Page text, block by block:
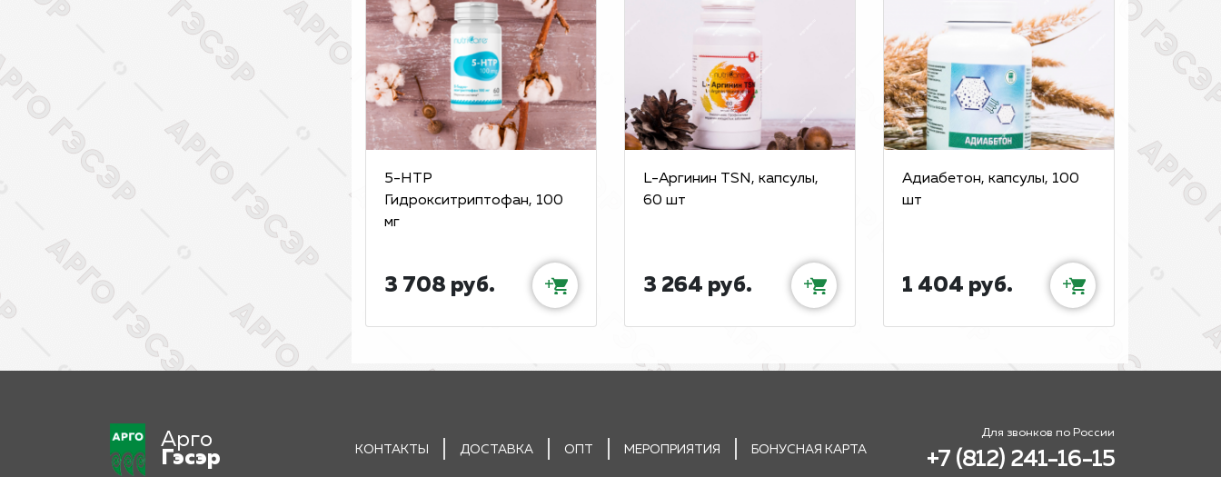
5-HTP
Гидрокситриптофан, 100
мг
3 708 руб. +
L-Аргинин TSN, капсулы,
60 шт
3 264 руб. +
Адиабетон, капсулы, 100
шт
1 404 руб. +
Арго
Гэсэр
КОНТАКТЫ ДОСТАВКА ОПТ МЕРОПРИЯТИЯ БОНУСНАЯ КАРТА
Для звонков по России
+7 (812) 241-16-15